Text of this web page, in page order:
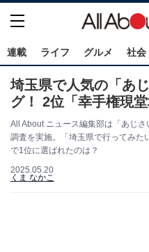
連載 ライフ グルメ 社会
埼玉県で人気の「あ
グ！ 2位「幸手権現
All About ニュース編集部は「あじ
調査を実施。「埼玉県で行ってみた
で1位に選ばれたのは？
2025.05.20
くま なかこ